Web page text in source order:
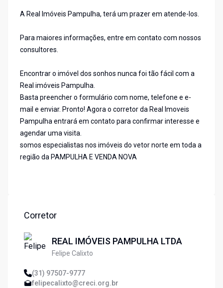
A Real Imóveis Pampulha, terá um prazer em atende-los.
Para maiores informações, entre em contato com nossos
consultores.
Encontrar o imóvel dos sonhos nunca foi tão fácil com a
Real imóveis Pampulha.
Basta preencher o formulário com nome, telefone e e-
mail e enviar. Pronto! Agora o corretor da Real Imoveis
Pampulha entrará em contato para confirmar interesse e
agendar uma visita.
somos especialistas nos imóveis do vetor norte em toda a
região da PAMPULHA E VENDA NOVA
Corretor
REAL IMÓVEIS PAMPULHA LTDA
Felipe Calixto
(31) 97507-9777
felipecalixto@creci.org.br